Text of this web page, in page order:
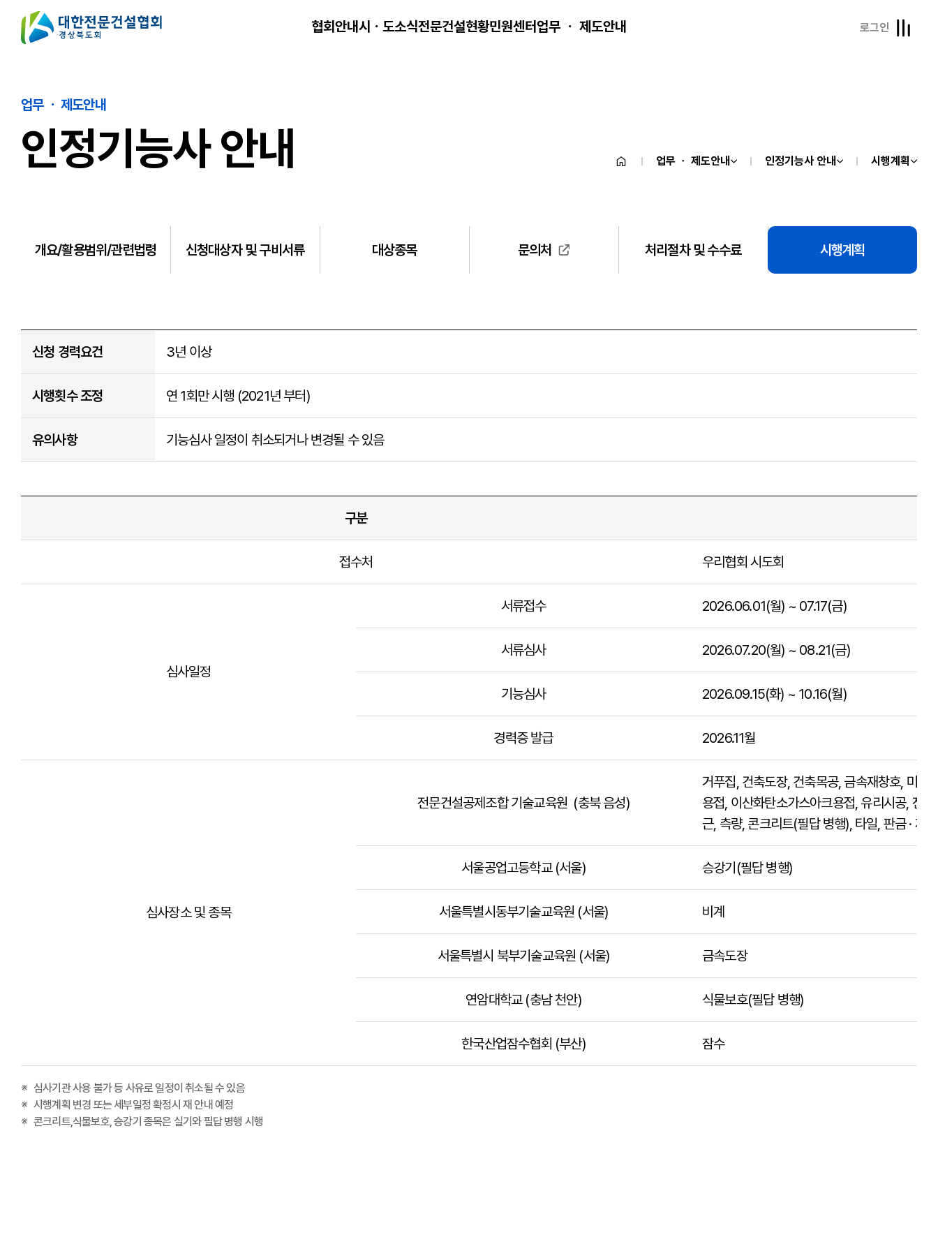
협회안내시ㆍ도소식전문건설현황민원센터업무 ㆍ 제도안내 로그인
업무 ㆍ 제도안내
인정기능사 안내 업무 ㆍ 제도안내 인정기능사 안내 시행계획
개요/활용범위/관련법령 신청대상자 및 구비서류 대상종목 문의처 처리절차 및 수수료 시행계획
신청 경력요건 3년 이상
시행횟수 조정 연 1회만 시행 (2021년 부터)
유의사항 기능심사 일정이 취소되거나 변경될 수 있음
구분
접수처 우리협회 시도회
심사일정
서류접수 2026.06.01(월) ~ 07.17(금)
서류심사 2026.07.20(월) ~ 08.21(금)
기능심사 2026.09.15(화) ~ 10.16(월)
경력증 발급 2026.11월
심사장소 및 종목
전문건설공제조합 기술교육원 (충북 음성)
거푸집, 건축도장, 건축목공, 금속재창호, 미장
용접, 이산화탄소가스아크용접, 유리시공, 전
근, 측량, 콘크리트(필답 병행), 타일, 판금 · 제관
서울공업고등학교 (서울) 승강기(필답 병행)
서울특별시동부기술교육원 (서울) 비계
서울특별시 북부기술교육원 (서울) 금속도장
연암대학교 (충남 천안) 식물보호(필답 병행)
한국산업잠수협회 (부산) 잠수
심사기관 사용 불가 등 사유로 일정이 취소될 수 있음
시행계획 변경 또는 세부일정 확정시 재 안내 예정
콘크리트,식물보호, 승강기 종목은 실기와 필답 병행 시행